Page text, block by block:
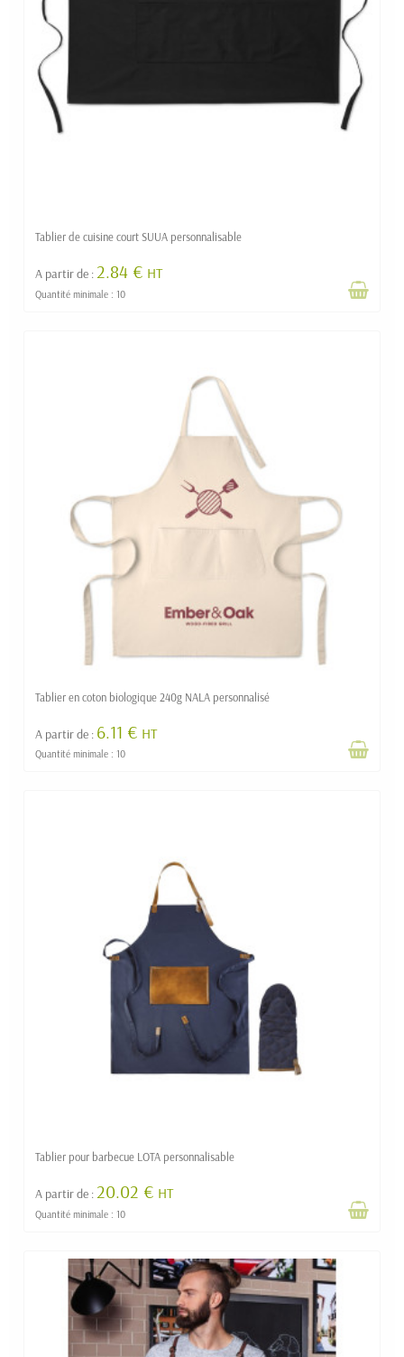
Tablier de cuisine court SUUA personnalisable
A partir de :2.84 € HT
Quantité minimale : 10
Tablier en coton biologique 240g NALA personnalisé
A partir de : 6.11 € HT
Quantité minimale : 10
Tablier pour barbecue LOTA personnalisable
A partir de :20.02 € HT
Quantité minimale : 10